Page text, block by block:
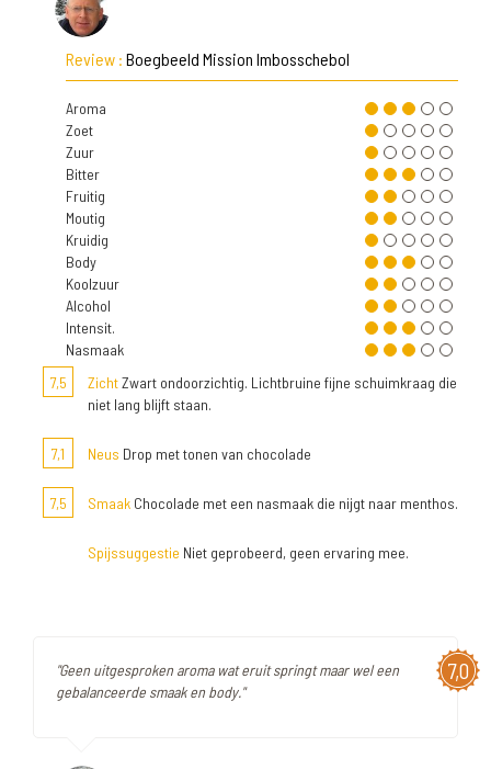
Review : Boegbeeld Mission Imbosschebol
Aroma
Zoet
Zuur
Bitter
Fruitig
Moutig
Kruidig
Body
Koolzuur
Alcohol
Intensit.
Nasmaak
7,5
ZichtZwart ondoorzichtig. Lichtbruine fijne schuimkraag die
niet lang blijft staan.
7,1 Neus Drop met tonen van chocolade
7,5 Smaak Chocolade met een nasmaak die nijgt naar menthos.
Spijssuggestie Niet geprobeerd, geen ervaring mee.
7,0
"Geen uitgesproken aroma wat eruit springt maar wel een
gebalanceerde smaak en body."